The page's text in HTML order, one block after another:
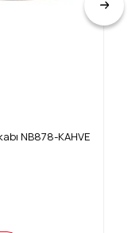
NB878-KAHVE